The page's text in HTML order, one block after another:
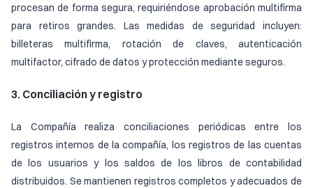
procesan de forma segura, requiriéndose aprobación multifirma
para retiros grandes. Las medidas de seguridad incluyen:
billeteras multifirma, rotación de claves, autenticación
multifactor, cifrado de datos y protección mediante seguros.
3. Conciliación y registro
La Compañía realiza conciliaciones periódicas entre los
registros internos de la compañía, los registros de las cuentas
de los usuarios y los saldos de los libros de contabilidad
distribuidos. Se mantienen registros completos y adecuados de